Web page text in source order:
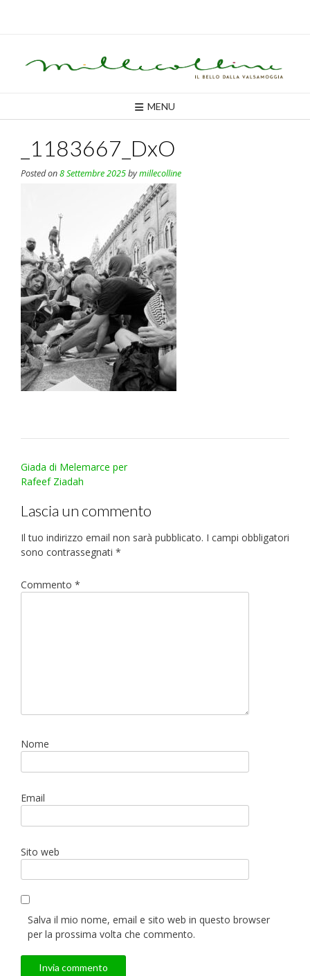
MENU
_1183667_DxO
Posted on8 Settembre 2025bymillecolline
Post
navigation
Giada di Melemarce per
Rafeef Ziadah
Lascia un commento
Il tuo indirizzo email non sarà pubblicato. I campi obbligatori
sono contrassegnati *
Commento *
Nome
Email
Sito web
Salva il mio nome, email e sito web in questo browser
per la prossima volta che commento.